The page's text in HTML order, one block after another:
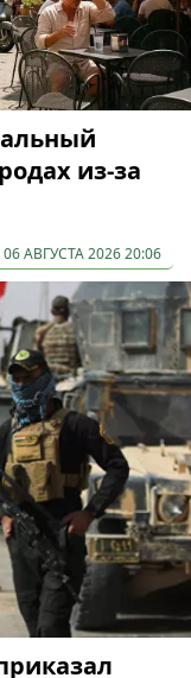
из-за
06 АВГУСТА 2026 20:06